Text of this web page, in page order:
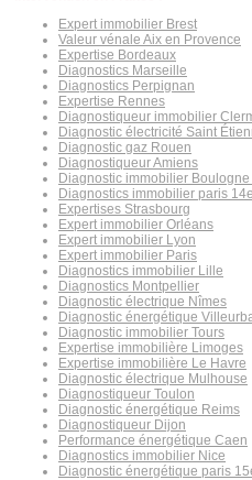
Expert immobilier Brest
Valeur vénale Aix en Provence
Expertise Bordeaux
Diagnostics Marseille
Diagnostics Perpignan
Expertise Rennes
Diagnostiqueur immobilier
Diagnostic électricité Saint
Diagnostic gaz Rouen
Diagnostiqueur Amiens
Diagnostic immobilier
Diagnostics immobilier paris
Expertises Strasbourg
Expert immobilier Orléans
Expert immobilier Lyon
Expert immobilier Paris
Diagnostics immobilier Lille
Diagnostics Montpellier
Diagnostic électrique Nîmes
Diagnostic énergétique
Diagnostic immobilier Tours
Expertise immobilière Limoges
Expertise immobilière Le Havre
Diagnostic électrique Mulhouse
Diagnostiqueur Toulon
Diagnostic énergétique Reims
Diagnostiqueur Dijon
Performance énergétique Caen
Diagnostics immobilier Nice
Diagnostic énergétique paris